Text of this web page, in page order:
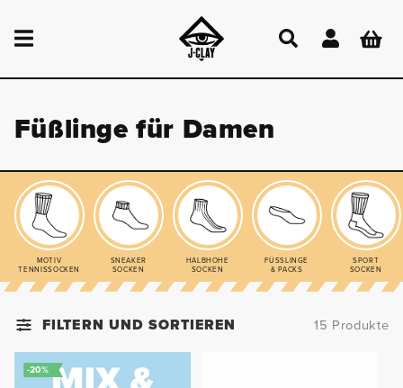
INHALT Einloggen
Füßlinge für Damen
MOTIV
TENNISSOCKEN
SNEAKER
SOCKEN
HALBHOHE
SOCKEN
FÜSSLINGE
& PACKS
SPORT
SOCKEN
FILTERN UND SORTIEREN 15 Produkte
-20%